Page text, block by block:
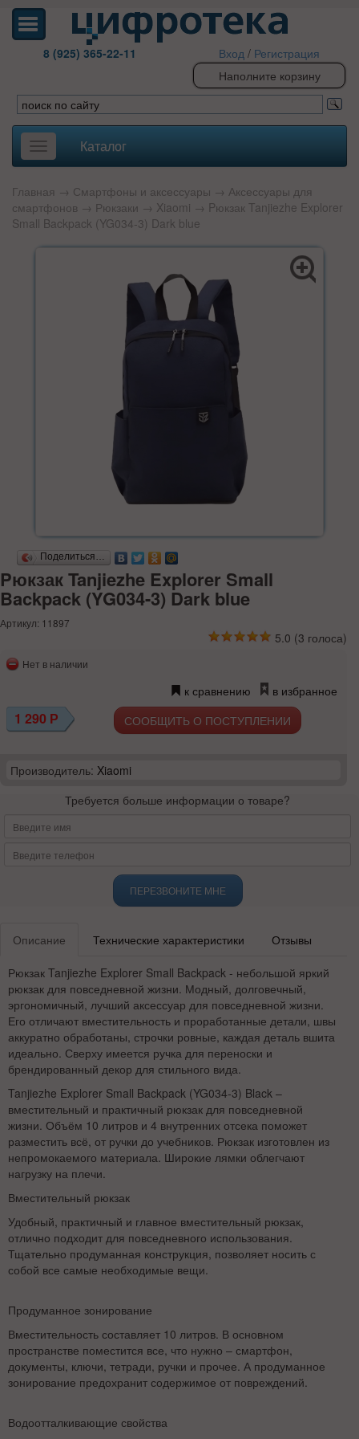
8 (925) 365-22-11 Вход / Регистрация
Наполните корзину
Toggle
navigation
Каталог
Главная → Смартфоны и аксессуары → Аксессуары для
смартфонов → Рюкзаки → Xiaomi → Pюкзак Tanjiezhe Explorer
Small Backpack (YG034-3) Dark blue
Поделиться…
Pюкзак Tanjiezhe Explorer Small
Backpack (YG034-3) Dark blue
Артикул: 11897
5.0 (3 голоса)
Нет в наличии
к сравнению в избранное
1 290 Р СООБЩИТЬ О ПОСТУПЛЕНИИ
Производитель: Xiaomi
Требуется больше информации о товаре?
ПЕРЕЗВОНИТЕ МНЕ
Описание Технические характеристики Отзывы
Рюкзак Tanjiezhe Explorer Small Backpack - небольшой яркий
рюкзак для повседневной жизни. Модный, долговечный,
эргономичный, лучший аксессуар для повседневной жизни.
Его отличают вместительность и проработанные детали, швы
аккуратно обработаны, строчки ровные, каждая деталь вшита
идеально. Сверху имеется ручка для переноски и
брендированный декор для стильного вида.
Tanjiezhe Explorer Small Backpack (YG034-3) Black –
вместительный и практичный рюкзак для повседневной
жизни. Объём 10 литров и 4 внутренних отсека поможет
разместить всё, от ручки до учебников. Рюкзак изготовлен из
непромокаемого материала. Широкие лямки облегчают
нагрузку на плечи.
Вместительный рюкзак
Удобный, практичный и главное вместительный рюкзак,
отлично подходит для повседневного использования.
Тщательно продуманная конструкция, позволяет носить с
собой все самые необходимые вещи.
Продуманное зонирование
Вместительность составляет 10 литров. В основном
пространстве поместится все, что нужно – смартфон,
документы, ключи, тетради, ручки и прочее. А продуманное
зонирование предохранит содержимое от повреждений.
Водоотталкивающие свойства